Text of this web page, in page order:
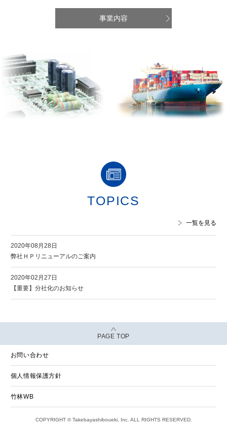
事業内容
TOPICS
一覧を見る
2020年08月28日
弊社ＨＰリニューアルのご案内
2020年02月27日
【重要】分社化のお知らせ
PAGE TOP
お問い合わせ
個人情報保護方針
竹林WB
COPYRIGHT © Takebayashiboueki, Inc. ALL RIGHTS RESERVED.